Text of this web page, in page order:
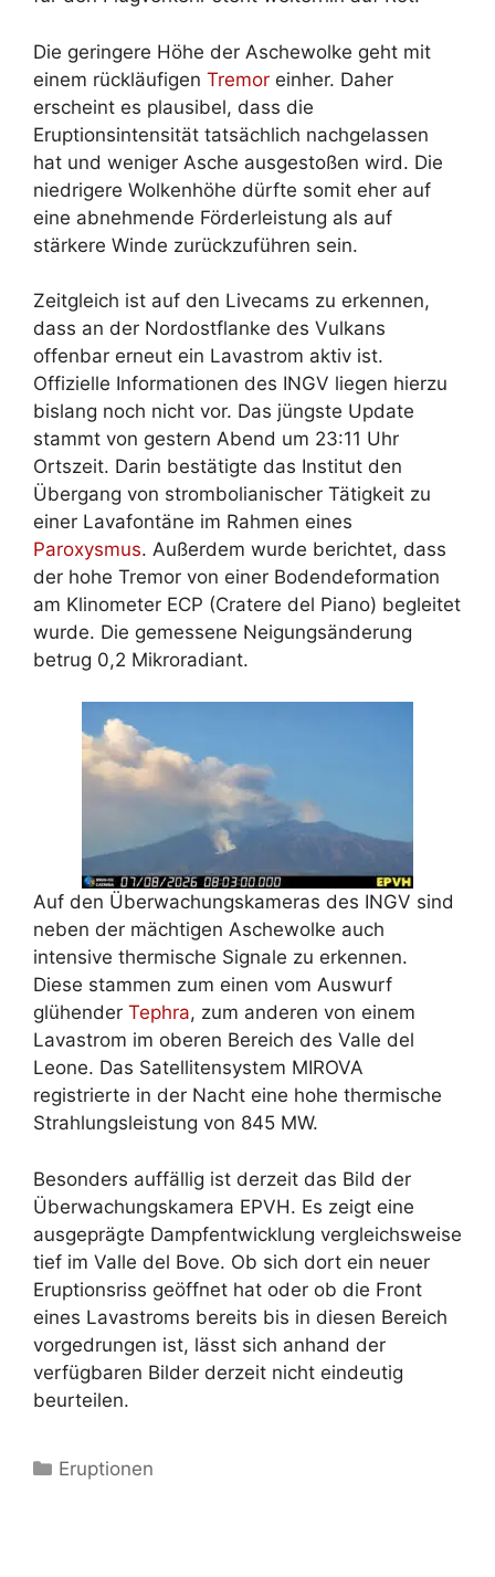
Die geringere Höhe der Aschewolke geht mit
einem rückläufigen Tremor einher. Daher
erscheint es plausibel, dass die
Eruptionsintensität tatsächlich nachgelassen
hat und weniger Asche ausgestoßen wird. Die
niedrigere Wolkenhöhe dürfte somit eher auf
eine abnehmende Förderleistung als auf
stärkere Winde zurückzuführen sein.
Zeitgleich ist auf den Livecams zu erkennen,
dass an der Nordostflanke des Vulkans
offenbar erneut ein Lavastrom aktiv ist.
Offizielle Informationen des INGV liegen hierzu
bislang noch nicht vor. Das jüngste Update
stammt von gestern Abend um 23:11 Uhr
Ortszeit. Darin bestätigte das Institut den
Übergang von strombolianischer Tätigkeit zu
einer Lavafontäne im Rahmen eines
Paroxysmus. Außerdem wurde berichtet, dass
der hohe Tremor von einer Bodendeformation
am Klinometer ECP (Cratere del Piano) begleitet
wurde. Die gemessene Neigungsänderung
betrug 0,2 Mikroradiant.
Auf den Überwachungskameras des INGV sind
neben der mächtigen Aschewolke auch
intensive thermische Signale zu erkennen.
Diese stammen zum einen vom Auswurf
glühender Tephra, zum anderen von einem
Lavastrom im oberen Bereich des Valle del
Leone. Das Satellitensystem MIROVA
registrierte in der Nacht eine hohe thermische
Strahlungsleistung von 845 MW.
Besonders auffällig ist derzeit das Bild der
Überwachungskamera EPVH. Es zeigt eine
ausgeprägte Dampfentwicklung vergleichsweise
tief im Valle del Bove. Ob sich dort ein neuer
Eruptionsriss geöffnet hat oder ob die Front
eines Lavastroms bereits bis in diesen Bereich
vorgedrungen ist, lässt sich anhand der
verfügbaren Bilder derzeit nicht eindeutig
beurteilen.
Kategorien
Eruptionen